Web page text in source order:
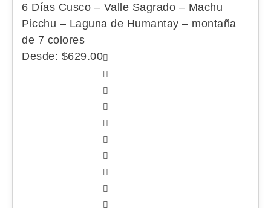
6 Días Cusco – Valle Sagrado – Machu
Picchu – Laguna de Humantay – montaña
de 7 colores
Desde: $629.00